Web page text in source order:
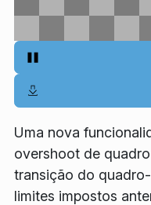
Uma nova
overshoot de
transição do
limites impostos